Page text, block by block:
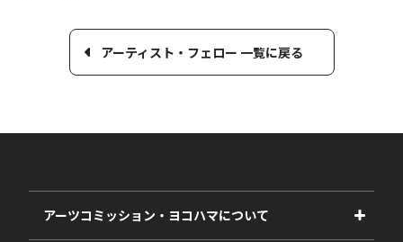
アーティスト・フェロー 一覧に戻る
アーツコミッション・ヨコハマについて